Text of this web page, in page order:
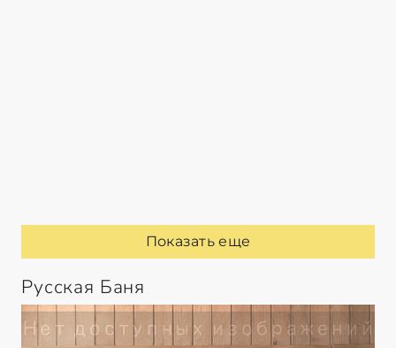
Показать еще
Русская Баня